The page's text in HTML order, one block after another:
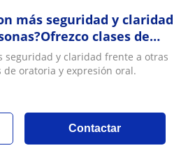
más seguridad y claridad
clases de
oral
seguridad y claridad frente a otras
de oratoria y expresión oral.
Contactar